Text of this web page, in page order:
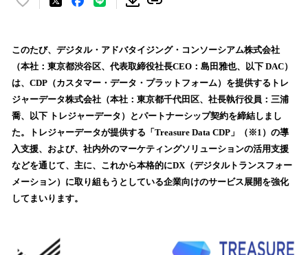
い
！
数
を
込
み
中
で
す
このたび、デジタル・アドバタイジング・コンソーシアム株式会社
（本社：東京都渋谷区、代表取締役社長CEO：島田雅也、以下 DAC）
は、CDP（カスタマー・データ・プラットフォーム）を提供するトレ
ジャーデータ株式会社（本社：東京都千代田区、社長執行役員：三浦
喬、以下 トレジャーデータ）とパートナーシップ契約を締結しまし
た。トレジャーデータが提供する「Treasure Data CDP」（※1）の導
入支援、および、社内外のマーケティングソリューションの活用支援
などを通じて、主に、これから本格的にDX（デジタルトランスフォー
メーション）に取り組もうとしている企業向けのサービス展開を強化
してまいります。